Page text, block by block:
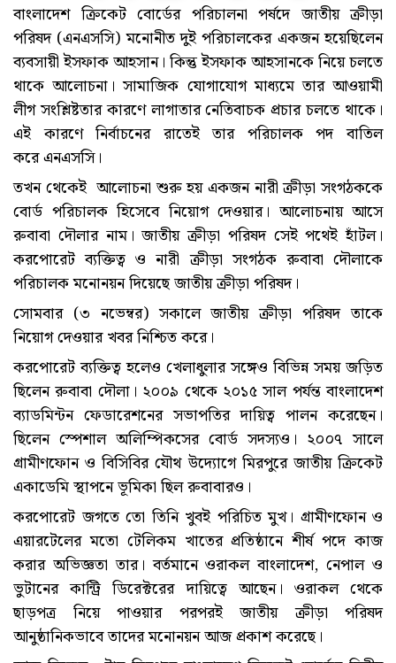
বাংলাদেশ ক্রিকেট বোর্ডের পরিচালনা পর্ষদে জাতীয় ক্রীড়া
পরিষদ (এনএসসি) মনোনীত দুই পরিচালকের একজন হয়েছিলেন
ব্যবসায়ী ইসফাক আহসান। কিন্তু ইসফাক আহসানকে নিয়ে চলতে
থাকে আলোচনা। সামাজিক যোগাযোগ মাধ্যমে তার আওয়ামী
লীগ সংশ্লিষ্টতার কারণে লাগাতার নেতিবাচক প্রচার চলতে থাকে।
এই কারণে নির্বাচনের রাতেই তার পরিচালক পদ বাতিল
করে এনএসসি।
তখন থেকেই আলোচনা শুরু হয় একজন নারী ক্রীড়া সংগঠককে
বোর্ড পরিচালক হিসেবে নিয়োগ দেওয়ার। আলোচনায় আসে
রুবাবা দৌলার নাম। জাতীয় ক্রীড়া পরিষদ সেই পথেই হাঁটল।
করপোরেট ব্যক্তিত্ব ও নারী ক্রীড়া সংগঠক রুবাবা দৌলাকে
পরিচালক মনোনয়ন দিয়েছে জাতীয় ক্রীড়া পরিষদ।
সোমবার (৩ নভেম্বর) সকালে জাতীয় ক্রীড়া পরিষদ তাকে
নিয়োগ দেওয়ার খবর নিশ্চিত করে।
করপোরেট ব্যক্তিত্ব হলেও খেলাধুলার সঙ্গেও বিভিন্ন সময় জড়িত
ছিলেন রুবাবা দৌলা। ২০০৯ থেকে ২০১৫ সাল পর্যন্ত বাংলাদেশ
ব্যাডমিন্টন ফেডারেশনের সভাপতির দায়িত্ব পালন করেছেন।
ছিলেন স্পেশাল অলিম্পিকসের বোর্ড সদস্যও। ২০০৭ সালে
গ্রামীণফোন ও বিসিবির যৌথ উদ্যোগে মিরপুরে জাতীয় ক্রিকেট
একাডেমি স্থাপনে ভূমিকা ছিল রুবাবারও।
করপোরেট জগতে তো তিনি খুবই পরিচিত মুখ। গ্রামীণফোন ও
এয়ারটেলের মতো টেলিকম খাতের প্রতিষ্ঠানে শীর্ষ পদে কাজ
করার অভিজ্ঞতা তার। বর্তমানে ওরাকল বাংলাদেশ, নেপাল ও
ভুটানের কান্ট্রি ডিরেক্টরের দায়িত্বে আছেন। ওরাকল থেকে
ছাড়পত্র নিয়ে পাওয়ার পরপরই জাতীয় ক্রীড়া পরিষদ
আনুষ্ঠানিকভাবে তাদের মনোনয়ন আজ প্রকাশ করেছে।